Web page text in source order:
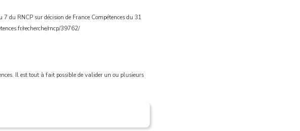
du RNCP sur décision de France Compétences du 31
recherche/rncp/39762/
Il est tout à fait possible de valider un ou plusieurs